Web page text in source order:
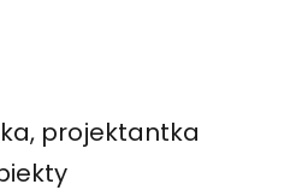
projektantka